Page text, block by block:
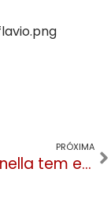
PRÓXIMA
Estação Campos de Canella tem evento para celebrar a tradição e sabores do RS